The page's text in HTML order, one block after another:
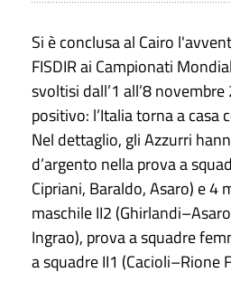
Si è conclusa al Cairo
FISDIR ai Campionati
svoltisi dall’1 all’8
positivo: l’Italia torna a casa
Nel dettaglio, gli Azzurri
d’argento nella prova a
Cipriani, Baraldo, Asaro) e 4
maschile II2
Ingrao), prova a squadre
a squadre II1 (Cacioli–Rione